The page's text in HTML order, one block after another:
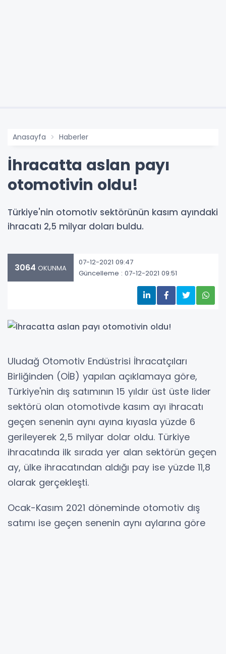
Anasayfa Haberler
İhracatta aslan payı
otomotivin oldu!
Türkiye'nin otomotiv sektörünün kasım ayındaki
ihracatı 2,5 milyar doları buldu.
3064 OKUNMA
07-12-2021 09:47
Güncelleme : 07-12-2021 09:51
Uludağ Otomotiv Endüstrisi İhracatçıları
Birliğinden (OİB) yapılan açıklamaya göre,
Türkiye'nin dış satımının 15 yıldır üst üste lider
sektörü olan otomotivde kasım ayı ihracatı
geçen senenin aynı ayına kıyasla yüzde 6
gerileyerek 2,5 milyar dolar oldu. Türkiye
ihracatında ilk sırada yer alan sektörün geçen
ay, ülke ihracatından aldığı pay ise yüzde 11,8
olarak gerçekleşti.
Ocak-Kasım 2021 döneminde otomotiv dış
satımı ise geçen senenin aynı aylarına göre